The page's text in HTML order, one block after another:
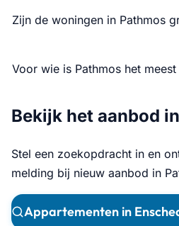
Zijn de woningen in Pathmos
Voor wie is Pathmos het
Bekijk het aanbod
Stel een zoekopdracht in en
melding bij nieuw aanbod in
Appartementen in